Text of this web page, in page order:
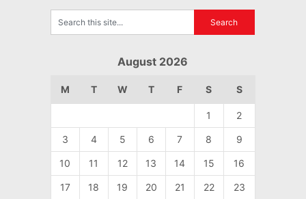
August 2026
M T W T F S S
1 2
3 4 5 6 7 8 9
10 11 12 13 14 15 16
17 18 19 20 21 22 23